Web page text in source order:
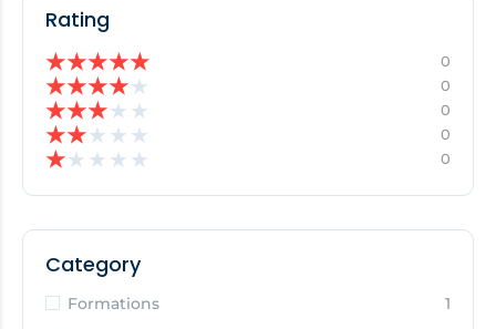
Rating
★★★★★ 0
★★★★★ 0
★★★★ ★ 0
★★★ ★ ★ 0
★★ ★ ★ ★ 0
Category
Formations
1